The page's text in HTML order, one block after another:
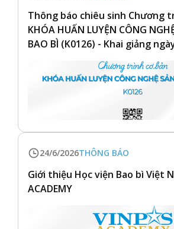
Thông báo chiêu sinh Chương
KHÓA HUẤN LUYỆN CÔNG
BAO BÌ (K0126) - Khai giảng
24/6/2026THÔNG BÁO
Giới thiệu Học viện Bao bì Việt
ACADEMY